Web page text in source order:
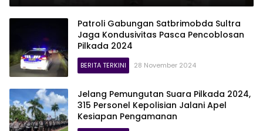
Patroli Gabungan Satbrimobda Sultra
Jaga Kondusivitas Pasca Pencoblosan
Pilkada 2024
BERITA TERKINI 28 November 2024
Jelang Pemungutan Suara Pilkada 2024,
315 Personel Kepolisian Jalani Apel
Kesiapan Pengamanan